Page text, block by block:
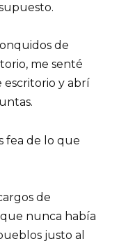
de
me senté
y abrí
fea de lo que
de
nunca había
justo al